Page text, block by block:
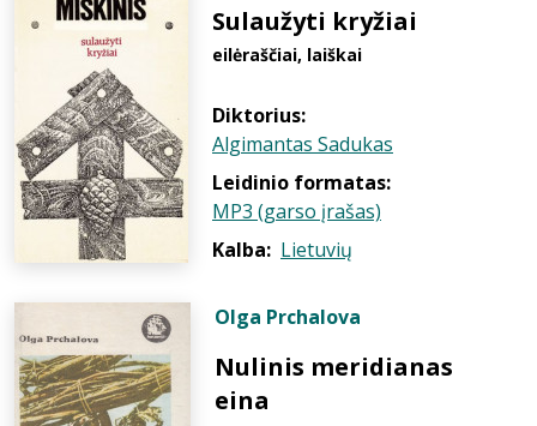
Sulaužyti kryžiai
eilėraščiai, laiškai
Diktorius:
Algimantas Sadukas
Leidinio formatas:
MP3 (garso įrašas)
Kalba: Lietuvių
Olga Prchalova
Nulinis meridianas
eina